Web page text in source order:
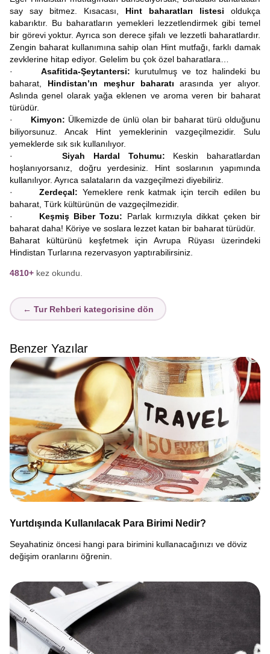
say say bitmez. Kısacası, Hint baharatları listesi oldukça
kabarıktır. Bu baharatların yemekleri lezzetlendirmek gibi temel
bir görevi yoktur. Ayrıca son derece şifalı ve lezzetli baharatlardır.
Zengin baharat kullanımına sahip olan Hint mutfağı, farklı damak
zevklerine hitap ediyor. Gelelim bu çok özel baharatlara…
·Asafitida-Şeytantersi: kurutulmuş ve toz halindeki bu
baharat, Hindistan’ın meşhur baharatıarasında yer alıyor.
Aslında genel olarak yağa eklenen ve aroma veren bir baharat
türüdür.
· Kimyon: Ülkemizde de ünlü olan bir baharat türü olduğunu
biliyorsunuz. Ancak Hint yemeklerinin vazgeçilmezidir. Sulu
yemeklerde sık sık kullanılıyor.
·Siyah Hardal Tohumu: Keskin baharatlardan
hoşlanıyorsanız, doğru yerdesiniz. Hint soslarının yapımında
kullanılıyor. Ayrıca salataların da vazgeçilmezi diyebiliriz.
·Zerdeçal: Yemeklere renk katmak için tercih edilen bu
baharat, Türk kültürünün de vazgeçilmezidir.
· Keşmiş Biber Tozu: Parlak kırmızıyla dikkat çeken bir
baharat daha! Köriye ve soslara lezzet katan bir baharat türüdür.
Baharat kültürünü keşfetmek için Avrupa Rüyası üzerindeki
Hindistan Turlarına rezervasyon yaptırabilirsiniz.
4810+ kez okundu.
← Tur Rehberi kategorisine dön
Benzer Yazılar
Yurtdışında Kullanılacak Para Birimi Nedir?
Seyahatiniz öncesi hangi para birimini kullanacağınızı ve döviz
değişim oranlarını öğrenin.